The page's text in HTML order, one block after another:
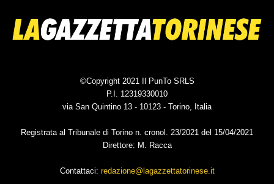
©Copyright 2021 Il PunTo SRLS
P.I. 12319330010
via San Quintino 13 - 10123 - Torino, Italia
Registrata al Tribunale di Torino n. cronol. 23/2021 del 15/04/2021
Direttore: M. Racca
Contattaci: redazione@lagazzettatorinese.it